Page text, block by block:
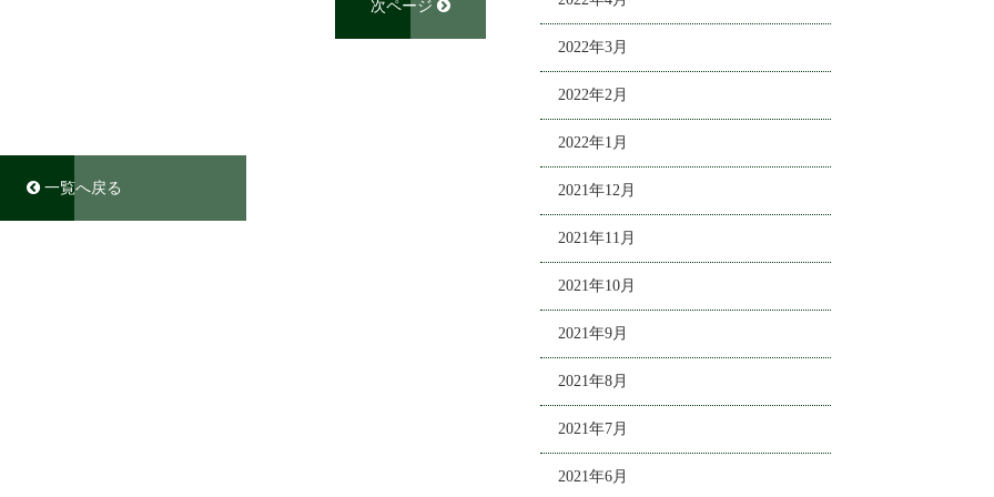
次ページ
一覧へ戻る
2022年3月
2022年2月
2022年1月
2021年12月
2021年11月
2021年10月
2021年9月
2021年8月
2021年7月
2021年6月